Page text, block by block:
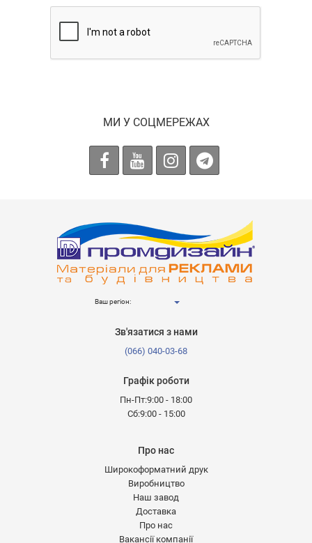
МИ У СОЦМЕРЕЖАХ
Ваш регіон:
Зв'язатися з нами
(066) 040-03-68
Графік роботи
Пн-Пт:9:00 - 18:00
Сб:9:00 - 15:00
Про нас
Широкоформатний друк
Виробництво
Наш завод
Доставка
Про нас
Вакансії компанії